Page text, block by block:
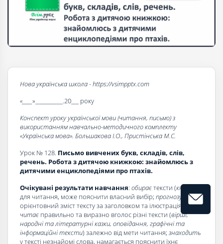
Нова українська школа - https://vsimpptx.com
«____ »___________.20___ року
Конспект уроку української мови (читання, письмо) з
використанням навчально-методичного комплекту
«Українська мова». Большакова І.О., Пристінська М.С.
Урок № 128. Письмо вивчених букв, складів, слів,
речень. Робота з дитячою книжкою: знайомлюсь з
дитячими енциклопедіями про птахів.
Очікувані результати навчання: обираєтексти (книжки)
для читання, може пояснити власний вибір; прогнозує
орієнтовний зміст тексту за заголовком та ілюстраціями;
читає правильно та виразно вголос різні тексти (вірші,
народні та літературні казки, оповідання, графічні та
інформаційні тексти) залежно від мети читання; знаходить
у тексті незнайомі слова, намагається пояснити їхнє